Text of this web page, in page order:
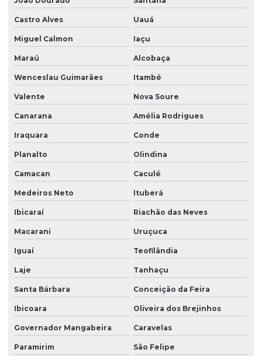
Georreferenciamento para registro
Georreferenciamento para regularização fundiária
Georreferenciamento rural
Georreferenciamento rural na bahia
Gestão ambiental de áreas degradadas
Gestão de condicionantes ambientais em projetos
Gestão de licenciamento ambiental contínuo
Inventário florestal
Inventário florestal bahia
Levantamento georreferenciado rural
Mapeamento aéreo com drone
Mapeamento aéreo com drone na bahia
Mapeamento aéreo com drone em vitória da conquista
Mapeamento de área com drone
Castro Alves Uauá
Miguel Calmon Iaçu
Maraú Alcobaça
Wenceslau Guimarães Itambé
Valente Nova Soure
Canarana Amélia Rodrigues
Iraquara Conde
Planalto Olindina
Camacan Caculé
Medeiros Neto Ituberá
Ibicaraí Riachão das Neves
Macarani Uruçuca
Iguaí Teofilândia
Laje Tanhaçu
Santa Bárbara Conceição da Feira
Ibicoara Oliveira dos Brejinhos
Governador Mangabeira Caravelas
Paramirim São Felipe